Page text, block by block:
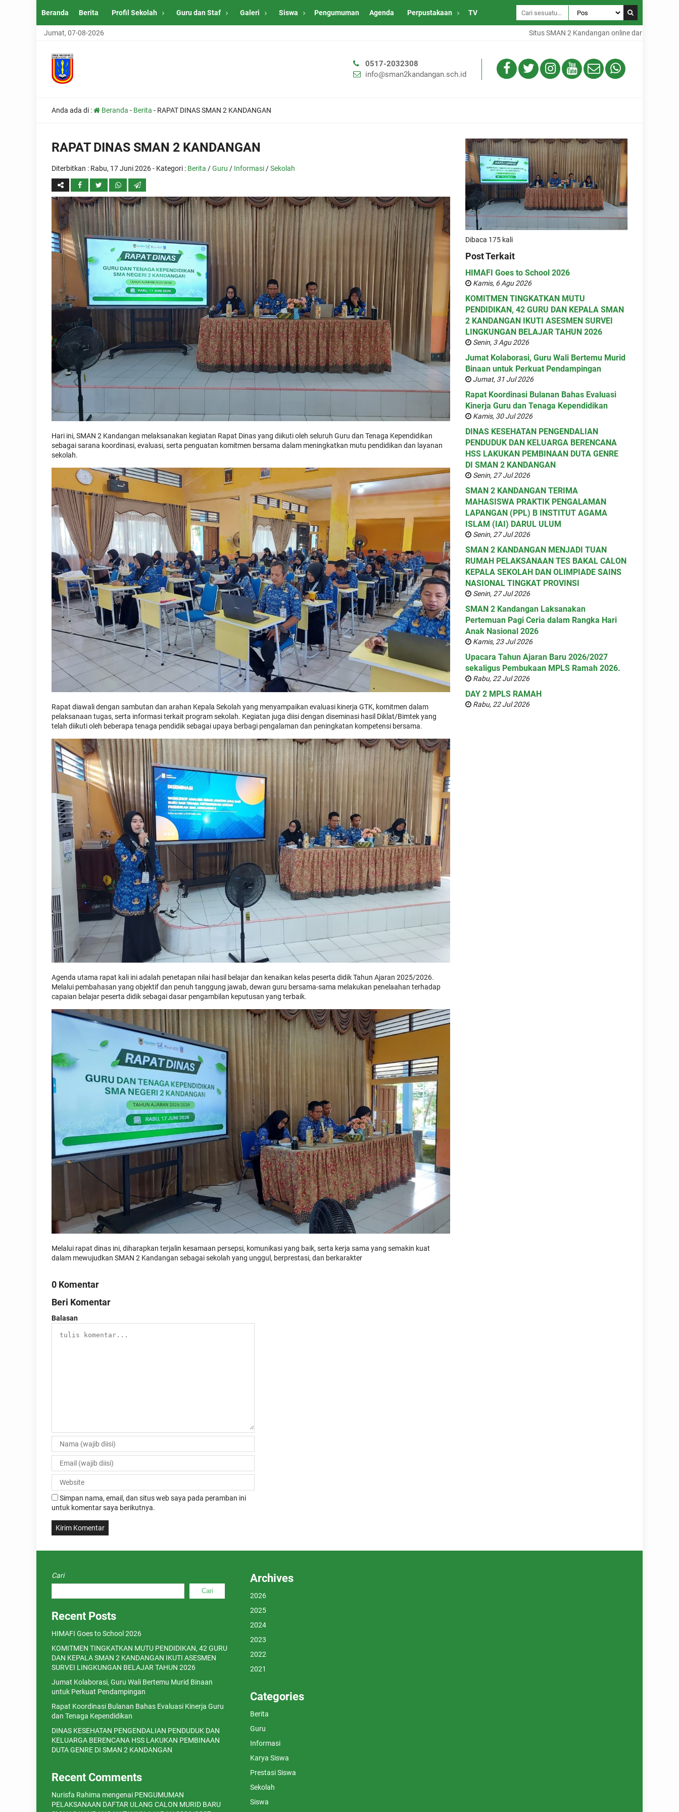
Beranda Berita Profil Sekolah Guru dan Staf Galeri Siswa Pengumuman Agenda Perpustakaan TV
Jumat, 07-08-2026 Situs SMAN 2 Kandangan online dari Desa Gambah
0517-2032308
info@sman2kandangan.sch.id
Anda ada di : Beranda - Berita - RAPAT DINAS SMAN 2 KANDANGAN
RAPAT DINAS SMAN 2 KANDANGAN
Diterbitkan : Rabu, 17 Juni 2026- Kategori : Berita /Guru / Informasi /Sekolah
Hari ini, SMAN 2 Kandangan melaksanakan kegiatan Rapat Dinas yang diikuti oleh seluruh Guru dan Tenaga Kependidikan
sebagai sarana koordinasi, evaluasi, serta penguatan komitmen bersama dalam meningkatkan mutu pendidikan dan layanan
sekolah.
Rapat diawali dengan sambutan dan arahan Kepala Sekolah yang menyampaikan evaluasi kinerja GTK, komitmen dalam
pelaksanaan tugas, serta informasi terkait program sekolah. Kegiatan juga diisi dengan diseminasi hasil Diklat/Bimtek yang
telah diikuti oleh beberapa tenaga pendidik sebagai upaya berbagi pengalaman dan peningkatan kompetensi bersama.
Agenda utama rapat kali ini adalah penetapan nilai hasil belajar dan kenaikan kelas peserta didik Tahun Ajaran 2025/2026.
Melalui pembahasan yang objektif dan penuh tanggung jawab, dewan guru bersama-sama melakukan penelaahan terhadap
capaian belajar peserta didik sebagai dasar pengambilan keputusan yang terbaik.
Melalui rapat dinas ini, diharapkan terjalin kesamaan persepsi, komunikasi yang baik, serta kerja sama yang semakin kuat
dalam mewujudkan SMAN 2 Kandangan sebagai sekolah yang unggul, berprestasi, dan berkarakter
0 Komentar
Beri Komentar
Balasan
Simpan nama, email, dan situs web saya pada peramban ini
untuk komentar saya berikutnya.
Dibaca 175 kali
Post Terkait
HIMAFI Goes to School 2026
Kamis, 6 Agu 2026
KOMITMEN TINGKATKAN MUTU
PENDIDIKAN, 42 GURU DAN KEPALA SMAN
2 KANDANGAN IKUTI ASESMEN SURVEI
LINGKUNGAN BELAJAR TAHUN 2026
Senin, 3 Agu 2026
Jumat Kolaborasi, Guru Wali Bertemu Murid
Binaan untuk Perkuat Pendampingan
Jumat, 31 Jul 2026
Rapat Koordinasi Bulanan Bahas Evaluasi
Kinerja Guru dan Tenaga Kependidikan
Kamis, 30 Jul 2026
DINAS KESEHATAN PENGENDALIAN
PENDUDUK DAN KELUARGA BERENCANA
HSS LAKUKAN PEMBINAAN DUTA GENRE
DI SMAN 2 KANDANGAN
Senin, 27 Jul 2026
SMAN 2 KANDANGAN TERIMA
MAHASISWA PRAKTIK PENGALAMAN
LAPANGAN (PPL) B INSTITUT AGAMA
ISLAM (IAI) DARUL ULUM
Senin, 27 Jul 2026
SMAN 2 KANDANGAN MENJADI TUAN
RUMAH PELAKSANAAN TES BAKAL CALON
KEPALA SEKOLAH DAN OLIMPIADE SAINS
NASIONAL TINGKAT PROVINSI
Senin, 27 Jul 2026
SMAN 2 Kandangan Laksanakan
Pertemuan Pagi Ceria dalam Rangka Hari
Anak Nasional 2026
Kamis, 23 Jul 2026
Upacara Tahun Ajaran Baru 2026/2027
sekaligus Pembukaan MPLS Ramah 2026.
Rabu, 22 Jul 2026
DAY 2 MPLS RAMAH
Rabu, 22 Jul 2026
Cari
Cari
Recent Posts
HIMAFI Goes to School 2026
KOMITMEN TINGKATKAN MUTU PENDIDIKAN, 42 GURU
DAN KEPALA SMAN 2 KANDANGAN IKUTI ASESMEN
SURVEI LINGKUNGAN BELAJAR TAHUN 2026
Jumat Kolaborasi, Guru Wali Bertemu Murid Binaan
untuk Perkuat Pendampingan
Rapat Koordinasi Bulanan Bahas Evaluasi Kinerja Guru
dan Tenaga Kependidikan
DINAS KESEHATAN PENGENDALIAN PENDUDUK DAN
KELUARGA BERENCANA HSS LAKUKAN PEMBINAAN
DUTA GENRE DI SMAN 2 KANDANGAN
Recent Comments
Nurisfa Rahima mengenai PENGUMUMAN
PELAKSANAAN DAFTAR ULANG CALON MURID BARU
Archives
2026
2025
2024
2023
2022
2021
Categories
Berita
Guru
Informasi
Karya Siswa
Prestasi Siswa
Sekolah
Siswa